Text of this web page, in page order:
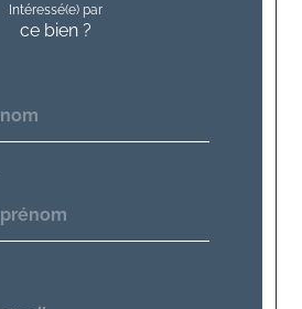
Intéressé(e) par
ce bien ?